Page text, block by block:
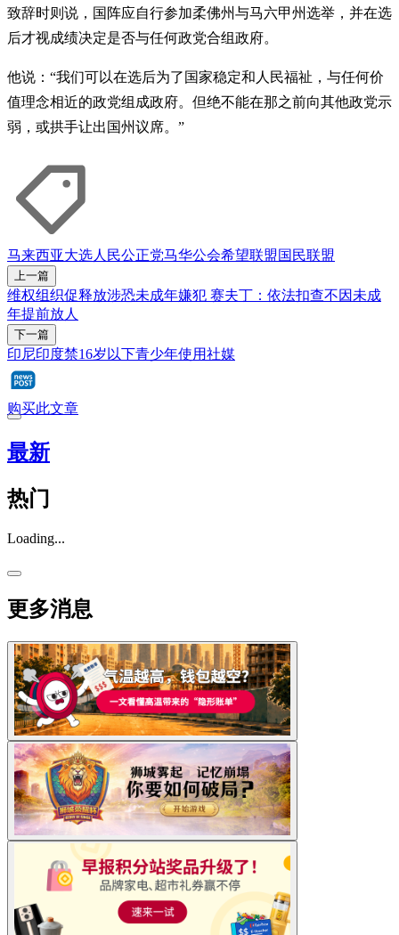
致辞时则说，国阵应自行参加柔佛州与马六甲州选举，并在选
后才视成绩决定是否与任何政党合组政府。
他说：“我们可以在选后为了国家稳定和人民福祉，与任何价
值理念相近的政党组成政府。但绝不能在那之前向其他政党示
弱，或拱手让出国州议席。”
马来西亚大选人民公正党马华公会希望联盟国民联盟
上一篇
维权组织促释放涉恐未成年嫌犯 赛夫丁：依法扣查不因未成
年提前放人
下一篇
印尼印度禁16岁以下青少年使用社媒
购买此文章
最新
热门
Loading...
更多消息